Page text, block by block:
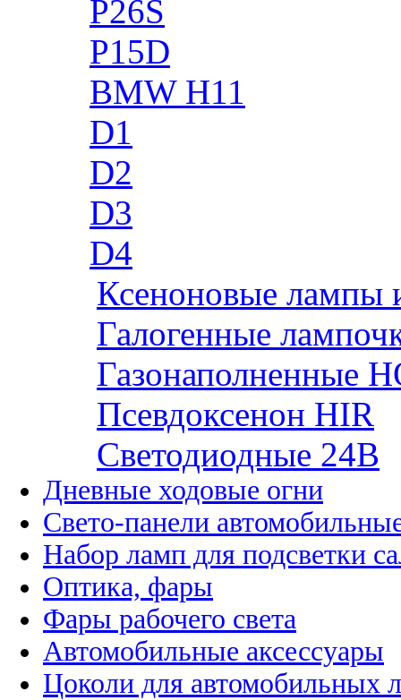
P26S
P15D
BMW H11
D1
D2
D3
D4
Ксеноновые лампы
Галогенные
Газонаполненные
Псевдоксенон HIR
Cветодиодные 24B
Дневные ходовые огни
Свето-панели
Набор ламп для подсветки
Оптика, фары
Фары рабочего света
Автомобильные аксессуары
Цоколи для автомобильных